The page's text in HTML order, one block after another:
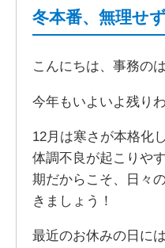
冬本番、無理せ
こんにちは、事務の
今年もいよいよ残り
12月は寒さが本格化
体調不良が起こりや
期だからこそ、日々
きましょう！
最近のお休みの日に